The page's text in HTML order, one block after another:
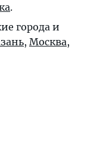
.
города и
, Москва,